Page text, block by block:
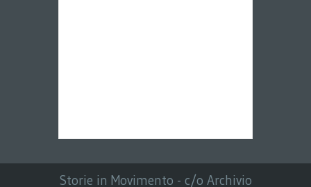
Storie in Movimento - c/o Archivio